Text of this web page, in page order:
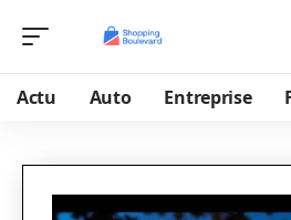
Actu Auto Entreprise